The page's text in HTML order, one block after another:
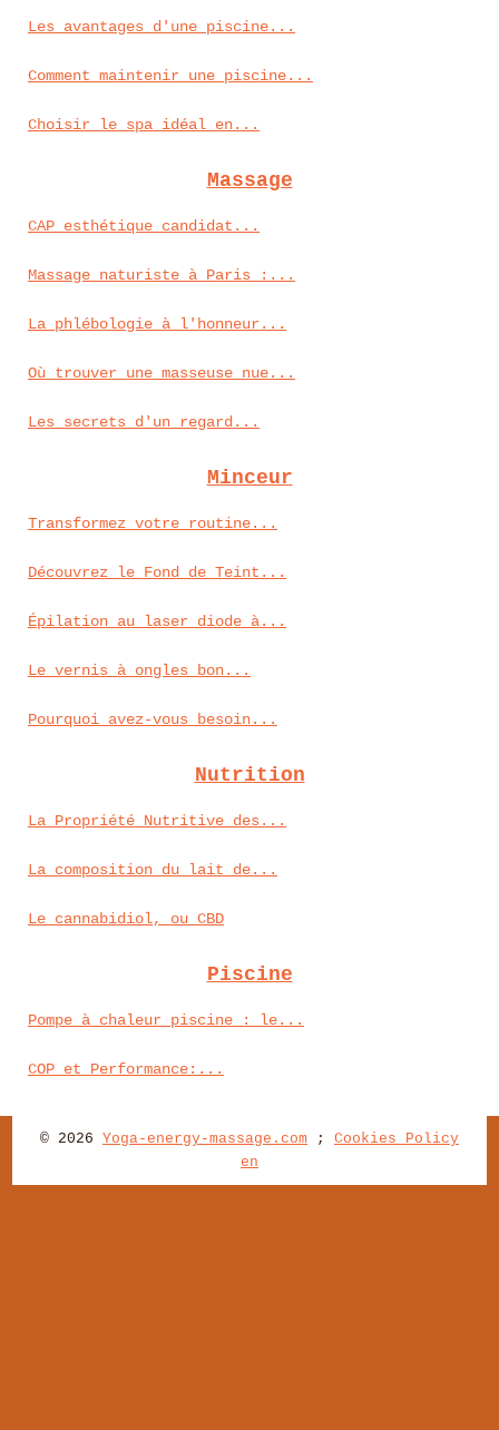
Les avantages d'une piscine...
Comment maintenir une piscine...
Choisir le spa idéal en...
Massage
CAP esthétique candidat...
Massage naturiste à Paris :...
La phlébologie à l'honneur...
Où trouver une masseuse nue...
Les secrets d'un regard...
Minceur
Transformez votre routine...
Découvrez le Fond de Teint...
Épilation au laser diode à...
Le vernis à ongles bon...
Pourquoi avez-vous besoin...
Nutrition
La Propriété Nutritive des...
La composition du lait de...
Le cannabidiol, ou CBD
Piscine
Pompe à chaleur piscine : le...
COP et Performance:...
© 2026 Yoga-energy-massage.com ; Cookies Policy
en